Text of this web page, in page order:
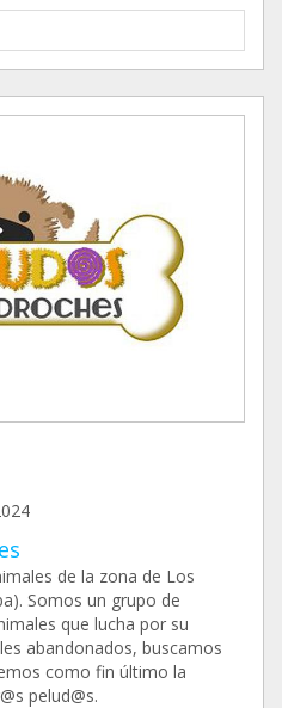
de la zona de Los
Somos un grupo de
que lucha por su
abandonados, buscamos
como fin último la
pelud@s.